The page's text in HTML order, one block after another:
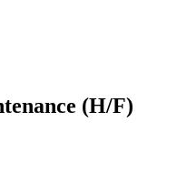
(H/F)